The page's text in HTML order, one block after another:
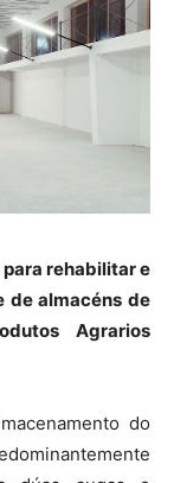
para rehabilitar e
de almacéns de
Agrarios
do